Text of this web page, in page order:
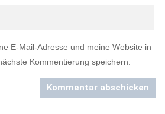
E-Mail-Adresse und meine Website in
Kommentierung speichern.
Kommentar abschicken